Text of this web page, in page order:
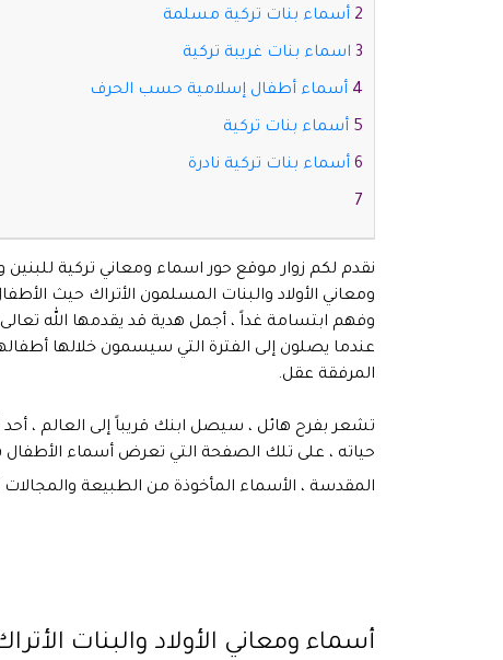
أسماء بنات تركية مسلمة
اسماء بنات غريبة تركية
أسماء أطفال إسلامية حسب الحرف
أسماء بنات تركية
أسماء بنات تركية نادرة
نقدم لكم زوار موقع حور اسماء ومعاني تركية
ومعاني الأولاد والبنات المسلمون الأتراك حيث
وفهم ابتسامة غداً ، أجمل هدية قد يقدمها الله تعالى
عندما يصلون إلى الفترة التي سيسمون خلالها
المرفقة عقل.
تشعر بفرح هائل ، سيصل ابنك قريباً إلى العالم ،
حياته ، على تلك الصفحة التي تعرض أسماء
المقدسة ، الأسماء المأخوذة من الطبيعة
أسماء ومعاني الأولاد والبنات